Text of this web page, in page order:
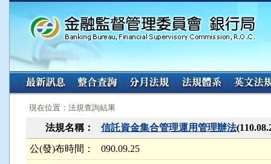
:::
現在位置：法規查詢結果
法規名稱： 信託資金集合管理運用管理辦法
公(發)布時間： 090.09.25